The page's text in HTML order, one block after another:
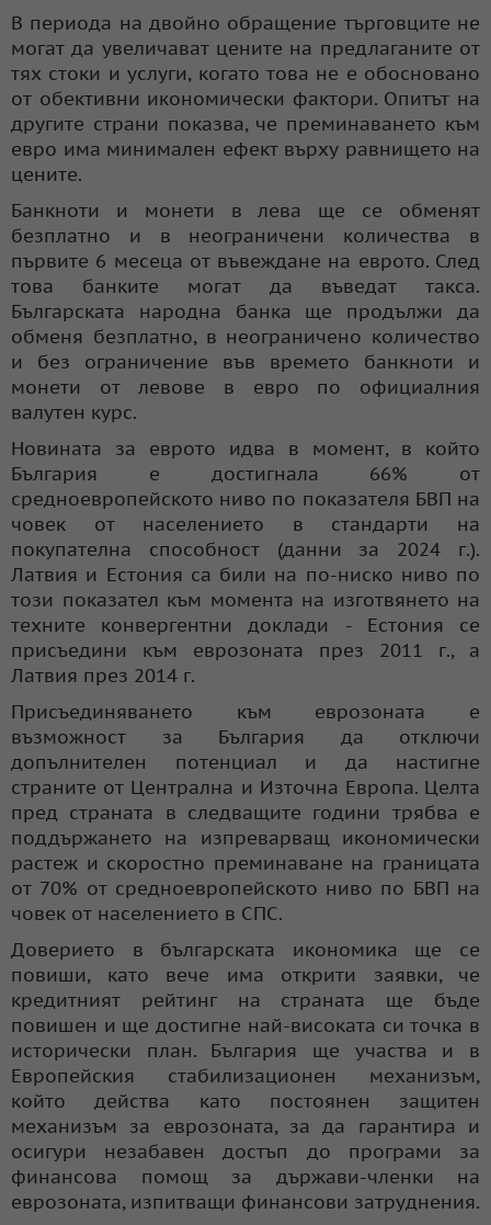
В периода на двойно обращение търговците не
могат да увеличават цените на предлаганите от
тях стоки и услуги, когато това не е обосновано
от обективни икономически фактори. Опитът на
другите страни показва, че преминаването към
евро има минимален ефект върху равнището на
цените.
Банкноти и монети в лева ще се обменят
безплатно и в неограничени количества в
първите 6 месеца от въвеждане на еврото. След
това банките могат да въведат такса.
Българската народна банка ще продължи да
обменя безплатно, в неограничено количество
и без ограничение във времето банкноти и
монети от левове в евро по официалния
валутен курс.
Новината за еврото идва в момент, в който
България е достигнала 66% от
средноевропейското ниво по показателя БВП на
човек от населението в стандарти на
покупателна способност (данни за 2024 г.).
Латвия и Естония са били на по-ниско ниво по
този показател към момента на изготвянето на
техните конвергентни доклади - Естония се
присъедини към еврозоната през 2011 г., а
Латвия през 2014 г.
Присъединяването към еврозоната е
възможност за България да отключи
допълнителен потенциал и да настигне
страните от Централна и Източна Европа. Целта
пред страната в следващите години трябва е
поддържането на изпреварващ икономически
растеж и скоростно преминаване на границата
от 70% от средноевропейското ниво по БВП на
човек от населението в СПС.
Доверието в българската икономика ще се
повиши, като вече има открити заявки, че
кредитният рейтинг на страната ще бъде
повишен и ще достигне най-високата си точка в
исторически план. България ще участва и в
Европейския стабилизационен механизъм,
който действа като постоянен защитен
механизъм за еврозоната, за да гарантира и
осигури незабавен достъп до програми за
финансова помощ за държави-членки на
еврозоната, изпитващи финансови затруднения.